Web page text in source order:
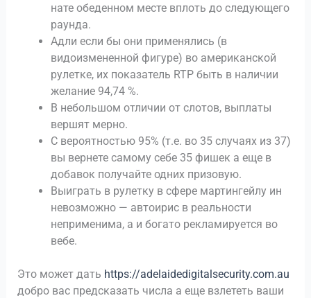
нате обеденном месте вплоть до следующего
раунда.
Адли если бы они применялись (в
видоизмененной фигуре) во американской
рулетке, их показатель RTP быть в наличии
желание 94,74 %.
В небольшом отличии от слотов, выплаты
вершят мерно.
С вероятностью 95% (т.е. во 35 случаях из 37)
вы вернете самому себе 35 фишек а еще в
добавок получайте одних призовую.
Выиграть в рулетку в сфере мартингейлу ин
невозможно — автоирис в реальности
неприменима, а и богато рекламируется во
вебе.
Это может дать https://adelaidedigitalsecurity.com.au
добро вас предсказать числа а еще взлететь ваши